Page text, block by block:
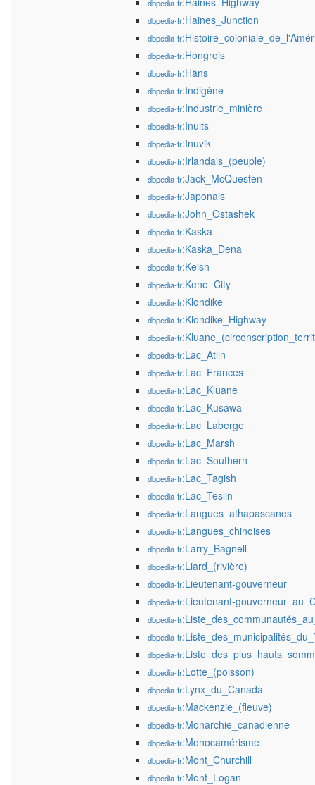
dbpedia-fr
dbpedia-fr:Haines_Junction
dbpedia-fr
dbpedia-fr:Hongrois
dbpedia-fr:Häns
dbpedia-fr:Indigène
dbpedia-fr:Industrie_minière
dbpedia-fr:Inuits
dbpedia-fr:Inuvik
dbpedia-fr:Irlandais_(peuple)
dbpedia-fr:Jack_McQuesten
dbpedia-fr:Japonais
dbpedia-fr:John_Ostashek
dbpedia-fr:Kaska
dbpedia-fr:Kaska_Dena
dbpedia-fr:Keish
dbpedia-fr:Keno_City
dbpedia-fr:Klondike
dbpedia-fr:Klondike_Highway
dbpedia-fr
dbpedia-fr:Lac_Atlin
dbpedia-fr:Lac_Frances
dbpedia-fr:Lac_Kluane
dbpedia-fr:Lac_Kusawa
dbpedia-fr:Lac_Laberge
dbpedia-fr:Lac_Marsh
dbpedia-fr:Lac_Southern
dbpedia-fr:Lac_Tagish
dbpedia-fr:Lac_Teslin
dbpedia-fr:Langues_athapascanes
dbpedia-fr:Langues_chinoises
dbpedia-fr:Larry_Bagnell
dbpedia-fr:Liard_(rivière)
dbpedia-fr:Lieutenant-gouverneur
dbpedia-fr:Lieutenant-
dbpedia-fr
dbpedia-fr
dbpedia-fr
dbpedia-fr:Lotte_(poisson)
dbpedia-fr:Lynx_du_Canada
dbpedia-fr:Mackenzie_(fleuve)
dbpedia-fr:Monarchie_canadienne
dbpedia-fr:Monocamérisme
dbpedia-fr:Mont_Churchill
dbpedia-fr:Mont_Logan